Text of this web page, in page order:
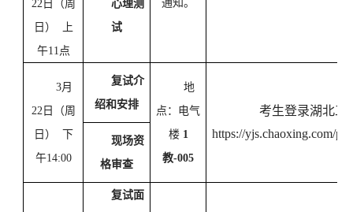
通知。
22日（周
日） 上
午11点
心理测
试
3月
22日（周
日） 下
午14:00
复试介
绍和安排
地
点：电气
楼 1
教-005
考生登录湖北工
https://yjs.chaoxing.com/
现场资
格审查
复试面